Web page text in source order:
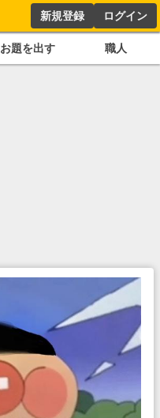
新規登録 ログイン
お題を出す 職人